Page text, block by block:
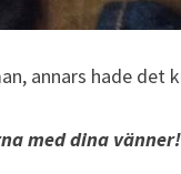
annars hade det
med dina vänner!